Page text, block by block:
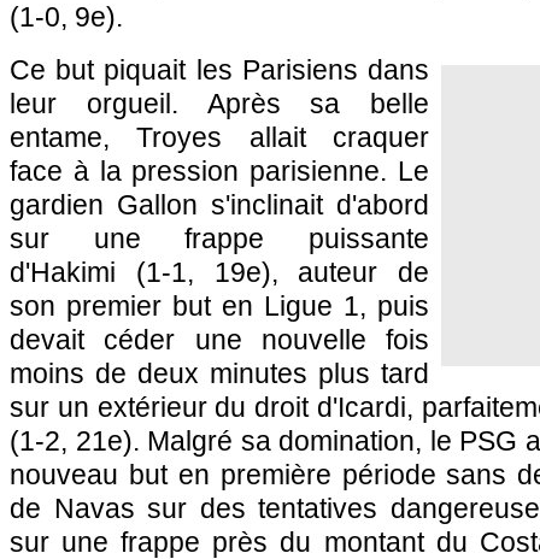
(1-0, 9e).
Ce but piquait les Parisiens dans
leur orgueil. Après sa belle
entame, Troyes allait craquer
face à la pression parisienne. Le
gardien Gallon s'inclinait d'abord
sur une frappe puissante
d'Hakimi (1-1, 19e), auteur de
son premier but en Ligue 1, puis
devait céder une nouvelle fois
moins de deux minutes plus tard
sur un extérieur du droit d'Icardi,
(1-2, 21e). Malgré sa domination, le PSG
nouveau but en première période sans
de Navas sur des tentatives
sur une frappe près du montant du